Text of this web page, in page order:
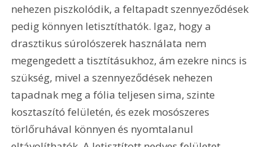
nehezen piszkolódik, a feltapadt szennyeződések
pedig könnyen letisztíthatók. Igaz, hogy a
drasztikus súrolószerek használata nem
megengedett a tisztításukhoz, ám ezekre nincs is
szükség, mivel a szennyeződések nehezen
tapadnak meg a fólia teljesen sima, szinte
kosztaszító felületén, és ezek mosószeres
törlőruhával könnyen és nyomtalanul